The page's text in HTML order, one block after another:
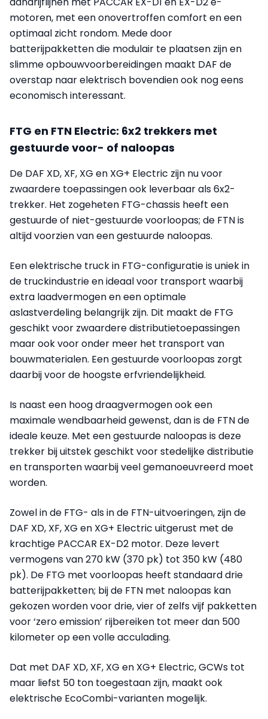
motoren, met een onovertroffen comfort en een
optimaal zicht rondom. Mede door
batterijpakketten die modulair te plaatsen zijn en
slimme opbouwvoorbereidingen maakt DAF de
overstap naar elektrisch bovendien ook nog eens
economisch interessant.
FTG en FTN Electric: 6x2 trekkers met
gestuurde voor- of naloopas
De DAF XD, XF, XG en XG+ Electric zijn nu voor
zwaardere toepassingen ook leverbaar als 6x2-
trekker. Het zogeheten FTG-chassis heeft een
gestuurde of niet-gestuurde voorloopas; de FTN is
altijd voorzien van een gestuurde naloopas.
Een elektrische truck in FTG-configuratie is uniek in
de truckindustrie en ideaal voor transport waarbij
extra laadvermogen en een optimale
aslastverdeling belangrijk zijn. Dit maakt de FTG
geschikt voor zwaardere distributietoepassingen
maar ook voor onder meer het transport van
bouwmaterialen. Een gestuurde voorloopas zorgt
daarbij voor de hoogste erfvriendelijkheid.
Is naast een hoog draagvermogen ook een
maximale wendbaarheid gewenst, dan is de FTN de
ideale keuze. Met een gestuurde naloopas is deze
trekker bij uitstek geschikt voor stedelijke distributie
en transporten waarbij veel gemanoeuvreerd moet
worden.
Zowel in de FTG- als in de FTN-uitvoeringen, zijn de
DAF XD, XF, XG en XG+ Electric uitgerust met de
krachtige PACCAR EX-D2 motor. Deze levert
vermogens van 270 kW (370 pk) tot 350 kW (480
pk). De FTG met voorloopas heeft standaard drie
batterijpakketten; bij de FTN met naloopas kan
gekozen worden voor drie, vier of zelfs vijf pakketten
voor ‘zero emission’ rijbereiken tot meer dan 500
kilometer op een volle acculading.
Dat met DAF XD, XF, XG en XG+ Electric, GCWs tot
maar liefst 50 ton toegestaan zijn, maakt ook
elektrische EcoCombi-varianten mogelijk.